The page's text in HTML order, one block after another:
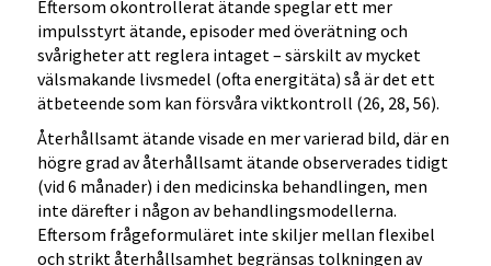
Eftersom okontrollerat ätande speglar ett mer
impulsstyrt ätande, episoder med överätning och
svårigheter att reglera intaget – särskilt av mycket
välsmakande livsmedel (ofta energitäta) så är det ett
ätbeteende som kan försvåra viktkontroll (26, 28, 56).
Återhållsamt ätande visade en mer varierad bild, där en
högre grad av återhållsamt ätande observerades tidigt
(vid 6 månader) i den medicinska behandlingen, men
inte därefter i någon av behandlingsmodellerna.
Eftersom frågeformuläret inte skiljer mellan flexibel
och strikt återhållsamhet begränsas tolkningen av